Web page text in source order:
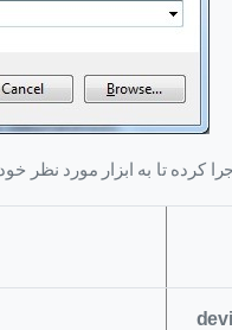
کرده تا به ابزار مورد نظر